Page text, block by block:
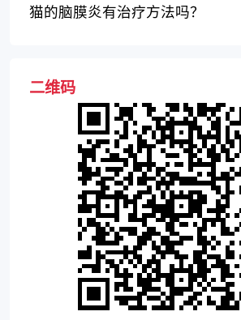
点及声誉如何？
猫的脑膜炎有治疗方法吗？
二维码